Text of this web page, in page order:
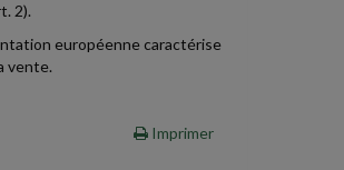
2).
européenne caractérise
vente.
Imprimer